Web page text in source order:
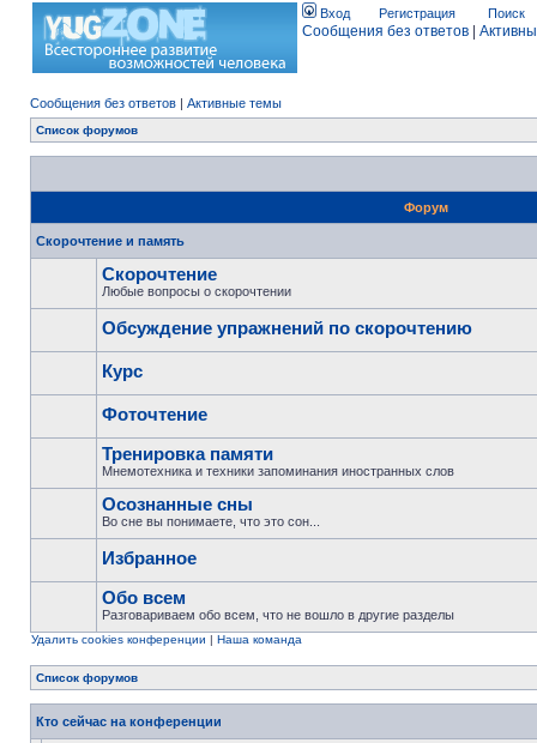
Вход Регистрация Поиск
Сообщения без ответов
Сообщения без ответов | Активные темы
Список форумов
Форум
Скорочтение и память
Скорочтение
Любые вопросы о скорочтении
Обсуждение упражнений по скорочтению
Курс
Фоточтение
Тренировка памяти
Мнемотехника и техники запоминания иностранных слов
Осознанные сны
Во сне вы понимаете, что это сон...
Избранное
Обо всем
Разговариваем обо всем, что не вошло в другие разделы
Удалить cookies конференции | Наша команда
Список форумов
Кто сейчас на конференции